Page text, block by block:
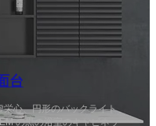
台
心、円形のバックライト
の黒の浴室のキャビネッ